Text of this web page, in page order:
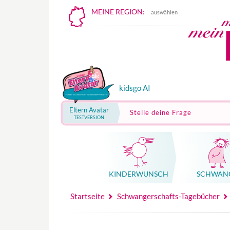
MEINE REGION: auswählen
kidsgo AI
Eltern Avatar
TESTVERSION
Stelle deine Frage
KINDER­WUNSCH
Startseite Schwangerschafts-Tagebücher